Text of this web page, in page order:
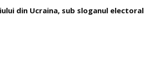
Sergiu (Richelieu) Toader, fac o